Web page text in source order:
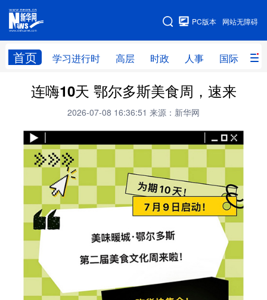
网站无障碍
PC版本
首页 学习进行时 高层 时政 人事 国际 财
网站地图
学习进行时 高层 时政 人事
财经 网评
台湾 教育
科技 科创 量子 体育
文化 书画 健康 军事
访谈 图片 政务
法律 中央文件 金融 汽车
食品 人居 信息化 数字经济
乡村振兴
连嗨10天 鄂尔多斯美食周，速来
2026-07-08 16:36:51 来源：新华网